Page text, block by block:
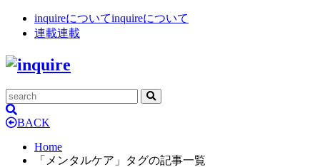
inquireについてinquireについて
連載連載
BACK
Home
「メンタルケア」タグの記事一覧